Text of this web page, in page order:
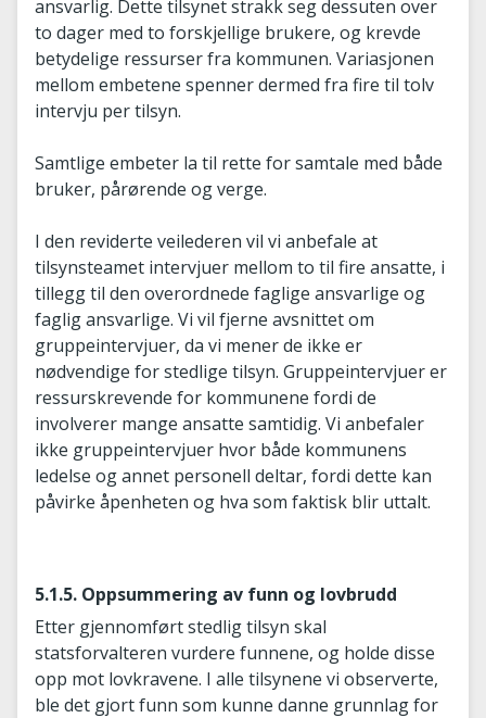
ansvarlig. Dette tilsynet strakk seg dessuten over
to dager med to forskjellige brukere, og krevde
betydelige ressurser fra kommunen. Variasjonen
mellom embetene spenner dermed fra fire til tolv
intervju per tilsyn.
Samtlige embeter la til rette for samtale med både
bruker, pårørende og verge.
I den reviderte veilederen vil vi anbefale at
tilsynsteamet intervjuer mellom to til fire ansatte, i
tillegg til den overordnede faglige ansvarlige og
faglig ansvarlige. Vi vil fjerne avsnittet om
gruppeintervjuer, da vi mener de ikke er
nødvendige for stedlige tilsyn. Gruppeintervjuer er
ressurskrevende for kommunene fordi de
involverer mange ansatte samtidig. Vi anbefaler
ikke gruppeintervjuer hvor både kommunens
ledelse og annet personell deltar, fordi dette kan
påvirke åpenheten og hva som faktisk blir uttalt.
5.1.5. Oppsummering av funn og lovbrudd
Etter gjennomført stedlig tilsyn skal
statsforvalteren vurdere funnene, og holde disse
opp mot lovkravene. I alle tilsynene vi observerte,
ble det gjort funn som kunne danne grunnlag for